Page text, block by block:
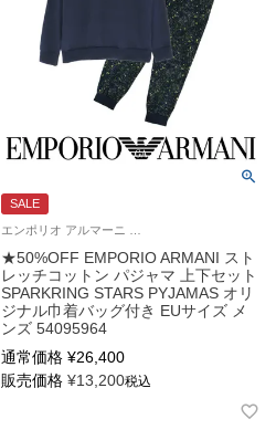
SALE
★50%OFF EMPORIO ARMANI スト
レッチコットン パジャマ 上下セット
SPARKRING STARS PYJAMAS オリ
ジナル巾着バッグ付き EUサイズ メ
ンズ 54095964
通常価格 ¥26,400
販売価格 ¥13,200税込